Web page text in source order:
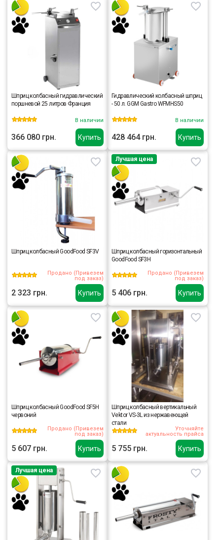
Купить
Шприц колбасный гидравлический
поршневой 25 литров Франция
В наличии
366 080 грн. Купить
Гидравлический колбасный шприц
- 50 л. GGM Gastro WFMHS50
В наличии
428 464 грн.
Купить
Шприц колбасный GoodFood SF3V
Продано (Привезем
под заказ)
2 323 грн. Купить
Лучшая цена
Шприц колбасный горизонтальный
GoodFood SF3H
Продано (Привезем
под заказ)
5 406 грн.
Купить
Шприц колбасный GoodFood SF5H
червоний
Продано (Привезем
под заказ)
5 607 грн. Купить
Шприц колбасный вертикальный
Vektor VS-3L из нержавеющей
стали
Уточняйте
актуальность прайса
5 755 грн.
Лучшая цена